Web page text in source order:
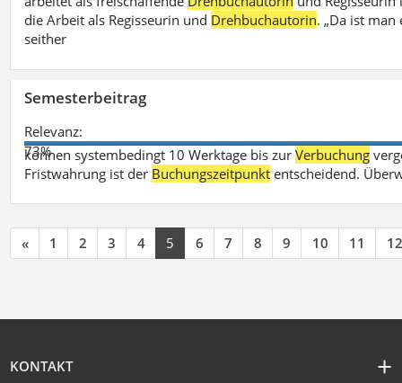
die Arbeit als Regisseurin und Drehbuchautorin. „Da ist
seither
Semesterbeitrag
Relevanz:
73%
können systembedingt 10 Werktage bis zurVerbuchung
Fristwahrung ist der Buchungszeitpunkt entscheidend.
« 1 2 3 4 5 6 7 8 9 10 11 12
KONTAKT